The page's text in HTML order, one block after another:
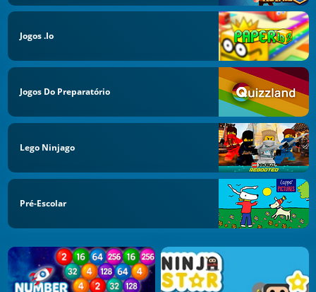
Jogos .io
Jogos Do Preparatório
Lego Ninjago
Pré-Escolar